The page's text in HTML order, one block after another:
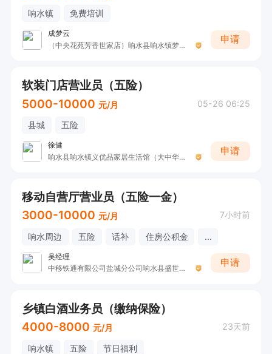
响水镇 免费培训
成梦云
（中央花苑芳香世家店）响水县响水镇梦云美容馆
申请
软装门店营业员（五险）
5000-10000 元/月 05-26 06:25
县城 五险
徐健
响水县响水镇义优品家居生活馆（大中华礼品装饰画）
申请
移动自营厅营业员（五险一金）
3000-10000 元/月 7小时前
响水周边 五险 话补 住房公积金 ...
吴经理
中移铁通有限公司盐城分公司响水县盛世公馆营业厅
申请
乡镇白酒业务员（缴纳保险）
4000-8000 元/月 23天前
响水镇 五险 节日福利